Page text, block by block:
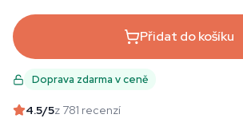
Přidat do košíku
Doprava zdarma v ceně
4.5/5z 781 recenzí